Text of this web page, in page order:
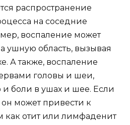
распространение
на соседние
воспаление может
ушную область, вызывая
А также, воспаление
головы и шеи,
боли в ушах и шее. Если
он может привести к
как отит или лимфаденит